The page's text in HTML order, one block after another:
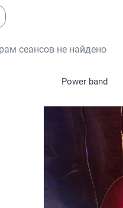
сеансов не найдено
Power band